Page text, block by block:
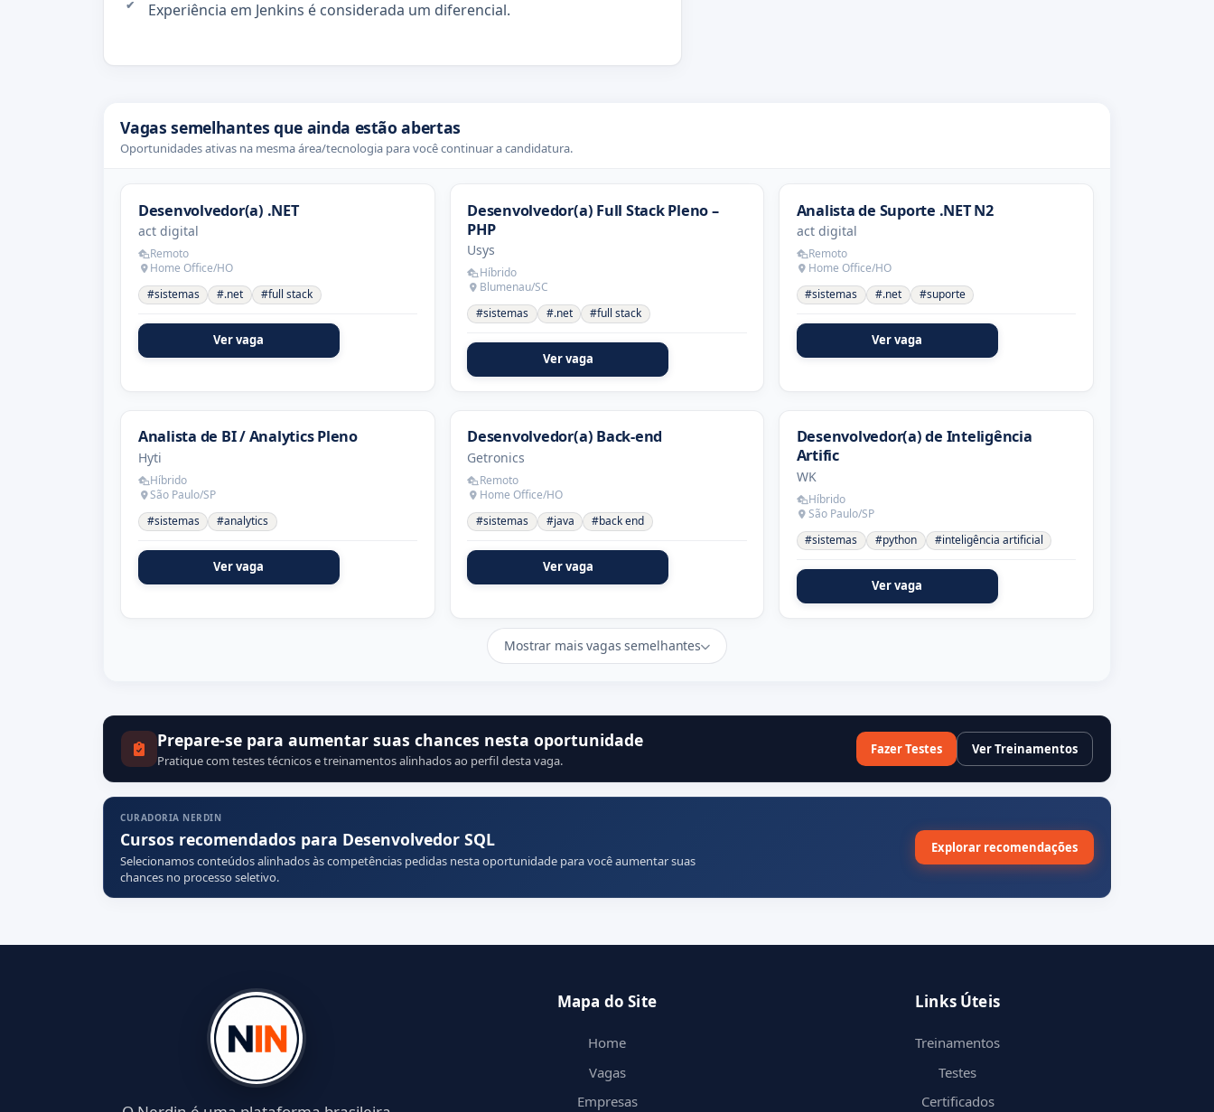
Experiência em Jenkins é considerada um diferencial.
Vagas semelhantes que ainda estão abertas
Oportunidades ativas na mesma área/tecnologia para você continuar a candidatura.
Desenvolvedor(a) .NET
act digital
Remoto
Home Office/HO
#sistemas
#.net #full stack
Ver vaga
Desenvolvedor(a) Full Stack Pleno –
PHP
Usys
Híbrido
Blumenau/SC
#sistemas
#.net #full stack
Ver vaga
Analista de Suporte .NET N2
act digital
Remoto
Home Office/HO
#sistemas
#.net #suporte
Ver vaga
Analista de BI / Analytics Pleno
Hyti
Híbrido
São Paulo/SP
#sistemas
#analytics
Ver vaga
Desenvolvedor(a) Back-end
Getronics
Remoto
Home Office/HO
#sistemas
#java #back end
Ver vaga
Desenvolvedor(a) de Inteligência
Artific
WK
Híbrido
São Paulo/SP
#sistemas
#python #inteligência artificial
Ver vaga
Mostrar mais vagas semelhantes
Prepare-se para aumentar suas chances nesta oportunidade
Pratique com testes técnicos e treinamentos alinhados ao perfil desta vaga.
Fazer Testes Ver Treinamentos
CURADORIA NERDIN
Cursos recomendados para Desenvolvedor SQL
Selecionamos conteúdos alinhados às competências pedidas nesta oportunidade para você aumentar suas
chances no processo seletivo.
Explorar recomendações
Mapa do Site
Home
Vagas
Empresas
Links Úteis
Treinamentos
Testes
Certificados